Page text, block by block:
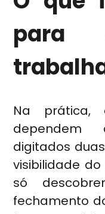
para
Na prática,
dependem
digitados
visibilidade
só
fechamento